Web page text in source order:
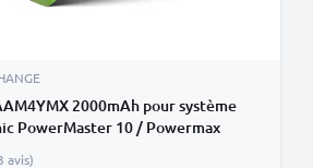
2000mAh pour système
PowerMaster 10 / Powermax
avis)